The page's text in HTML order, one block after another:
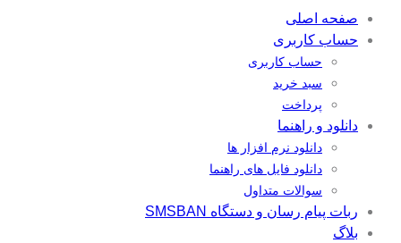
صفحه اصلی
حساب کاربری
حساب کاربری
سبد خرید
پرداخت
دانلود و راهنما
دانلود نرم افزار ها
دانلود فایل های راهنما
سوالات متداول
ربات پیام رسان و دستگاه SMSBAN
بلاگ